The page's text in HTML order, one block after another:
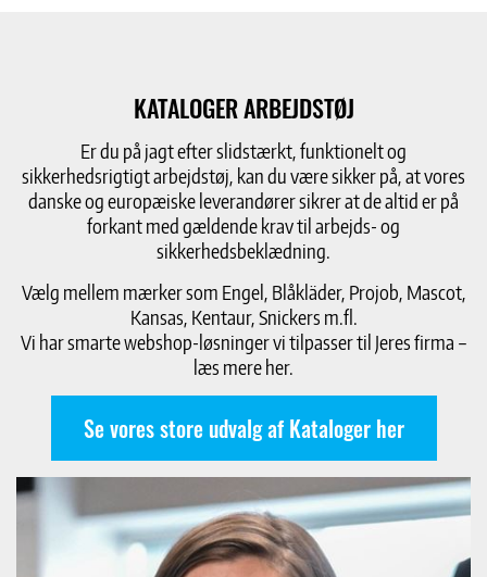
KATALOGER ARBEJDSTØJ
Er du på jagt efter slidstærkt, funktionelt og
sikkerhedsrigtigt arbejdstøj, kan du være sikker på, at vores
danske og europæiske leverandører sikrer at de altid er på
forkant med gældende krav til arbejds- og
sikkerhedsbeklædning.
Vælg mellem mærker som Engel, Blåkläder, Projob, Mascot,
Kansas, Kentaur, Snickers m.fl.
Vi har smarte webshop-løsninger vi tilpasser til Jeres firma –
læs mere her.
Se vores store udvalg af Kataloger her